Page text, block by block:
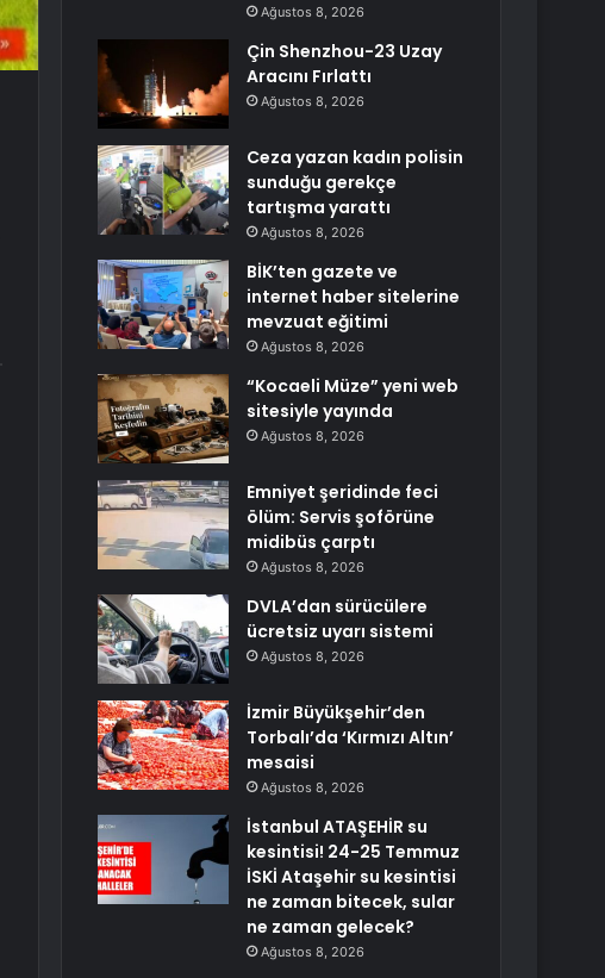
Ağustos 8, 2026
Çin Shenzhou-23 Uzay
Aracını Fırlattı
Ağustos 8, 2026
Ceza yazan kadın polisin
sunduğu gerekçe
tartışma yarattı
Ağustos 8, 2026
BİK’ten gazete ve
internet haber sitelerine
mevzuat eğitimi
Ağustos 8, 2026
“Kocaeli Müze” yeni web
sitesiyle yayında
Ağustos 8, 2026
Emniyet şeridinde feci
ölüm: Servis şoförüne
midibüs çarptı
Ağustos 8, 2026
DVLA’dan sürücülere
ücretsiz uyarı sistemi
Ağustos 8, 2026
İzmir Büyükşehir’den
Torbalı’da ‘Kırmızı Altın’
mesaisi
Ağustos 8, 2026
İstanbul ATAŞEHİR su
kesintisi! 24-25 Temmuz
İSKİ Ataşehir su kesintisi
ne zaman bitecek, sular
ne zaman gelecek?
Ağustos 8, 2026